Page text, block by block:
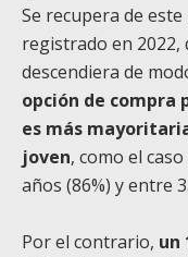
Se recupera de
registrado en 2022,
descendiera de
opción de compra
es más
joven, como el
años (86%) y entre
Por el contrario, un